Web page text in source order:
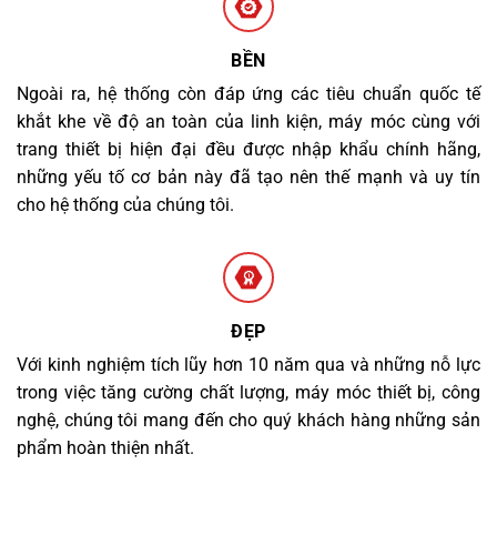
BỀN
Ngoài ra, hệ thống còn đáp ứng các tiêu chuẩn quốc tế
khắt khe về độ an toàn của linh kiện, máy móc cùng với
trang thiết bị hiện đại đều được nhập khẩu chính hãng,
những yếu tố cơ bản này đã tạo nên thế mạnh và uy tín
cho hệ thống của chúng tôi.
ĐẸP
Với kinh nghiệm tích lũy hơn 10 năm qua và những nỗ lực
trong việc tăng cường chất lượng, máy móc thiết bị, công
nghệ, chúng tôi mang đến cho quý khách hàng những sản
phẩm hoàn thiện nhất.